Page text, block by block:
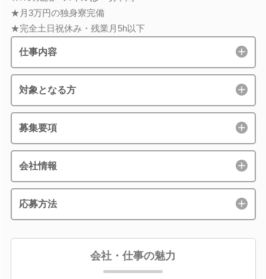
★月3万円の独身寮完備
★完全土日祝休み・残業月5h以下
仕事内容
対象となる方
募集要項
会社情報
応募方法
会社・仕事の魅力